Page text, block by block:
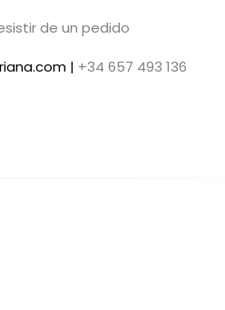
de un pedido
| +34 657 493 136